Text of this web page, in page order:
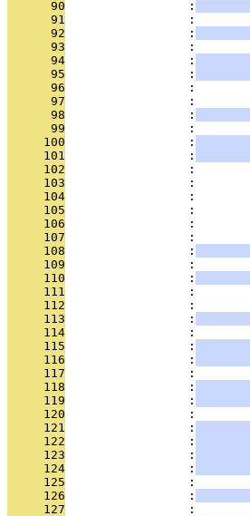
      90
                 :
      91
:
      92
                 :
      93
:
      94
                 :
      95
                 :
      96
:
      97
:
      98
                 :
      99
:
     100
                 :
     101
                 :
     102
:
     103
:
     104
:
     105
:
     106
:
     107
:
     108
                 :
     109
:
     110
                 :
     111
:
     112
:
     113
                 :
     114
:
     115
                 :
     116
                 :
     117
:
     118
                 :
     119
                 :
     120
:
     121
                 :
     122
                 :
     123
                 :
     124
                 :
     125
:
     126
                 :
     127
: